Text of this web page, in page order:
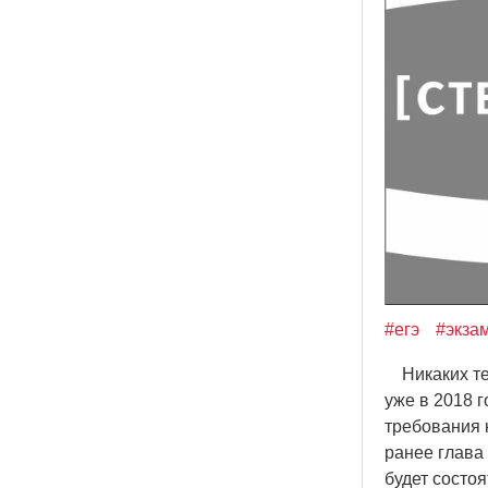
#егэ
Никаких
уже в 2018
требования
ранее
будет